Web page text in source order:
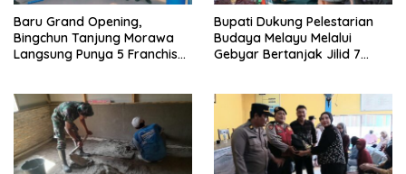
‎Baru Grand Opening,
Bingchun Tanjung Morawa
Langsung Punya 5 Franchise
Bupati Dukung Pelestarian
Budaya Melayu Melalui
Gebyar Bertanjak Jilid 7